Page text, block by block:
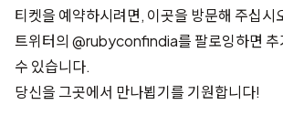
티켓을 예약하시려면, 이곳을 방문해 주십시
트위터의 @rubyconfindia를 팔로잉하면 추
수 있습니다.
당신을 그곳에서 만나뵙기를 기원합니다!